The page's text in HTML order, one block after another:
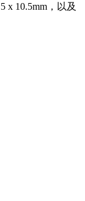
x 10.5mm，以及